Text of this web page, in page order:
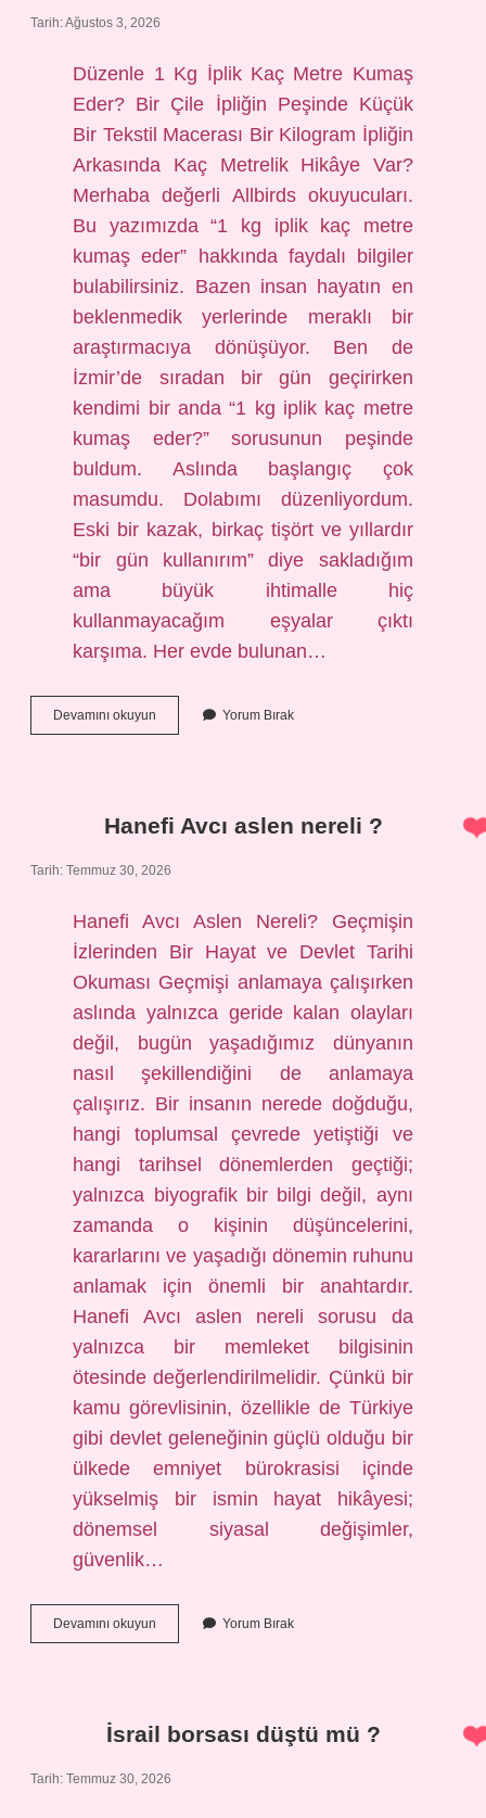
Tarih: Ağustos 3, 2026
Düzenle 1 Kg İplik Kaç Metre Kumaş
Eder? Bir Çile İpliğin Peşinde Küçük
Bir Tekstil Macerası Bir Kilogram İpliğin
Arkasında Kaç Metrelik Hikâye Var?
Merhaba değerli Allbirds okuyucuları.
Bu yazımızda “1 kg iplik kaç metre
kumaş eder” hakkında faydalı bilgiler
bulabilirsiniz. Bazen insan hayatın en
beklenmedik yerlerinde meraklı bir
araştırmacıya dönüşüyor. Ben de
İzmir’de sıradan bir gün geçirirken
kendimi bir anda “1 kg iplik kaç metre
kumaş eder?” sorusunun peşinde
buldum. Aslında başlangıç çok
masumdu. Dolabımı düzenliyordum.
Eski bir kazak, birkaç tişört ve yıllardır
“bir gün kullanırım” diye sakladığım
ama büyük ihtimalle hiç
kullanmayacağım eşyalar çıktı
karşıma. Her evde bulunan…
Devamını okuyun
kg
eder
Yorum Bırak
Hanefi Avcı aslen nereli ?
Tarih: Temmuz 30, 2026
Hanefi Avcı Aslen Nereli? Geçmişin
İzlerinden Bir Hayat ve Devlet Tarihi
Okuması Geçmişi anlamaya çalışırken
aslında yalnızca geride kalan olayları
değil, bugün yaşadığımız dünyanın
nasıl şekillendiğini de anlamaya
çalışırız. Bir insanın nerede doğduğu,
hangi toplumsal çevrede yetiştiği ve
hangi tarihsel dönemlerden geçtiği;
yalnızca biyografik bir bilgi değil, aynı
zamanda o kişinin düşüncelerini,
kararlarını ve yaşadığı dönemin ruhunu
anlamak için önemli bir anahtardır.
Hanefi Avcı aslen nereli sorusu da
yalnızca bir memleket bilgisinin
ötesinde değerlendirilmelidir. Çünkü bir
kamu görevlisinin, özellikle de Türkiye
gibi devlet geleneğinin güçlü olduğu bir
ülkede emniyet bürokrasisi içinde
yükselmiş bir ismin hayat hikâyesi;
dönemsel siyasal değişimler,
güvenlik…
Devamını okuyun
Avcı
Yorum Bırak
İsrail borsası düştü mü ?
Tarih: Temmuz 30, 2026